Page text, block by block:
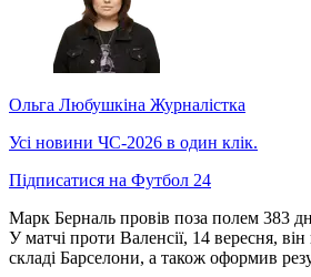
Ольга Любушкіна Журналістка
Усі новини ЧС-2026 в один клік.
Підписатися на Футбол 24
Марк Берналь провів поза полем 383
У матчі проти Валенсії, 14 вересня,
складі Барселони, а також оформив